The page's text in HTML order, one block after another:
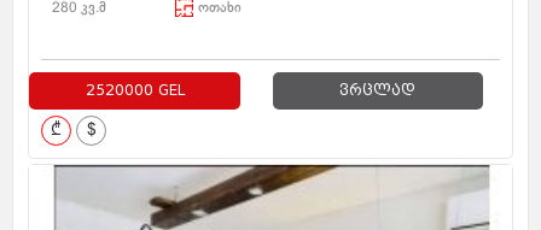
280 კვ.მ ოთახი
2520000 GEL ვრცლად
₾ $